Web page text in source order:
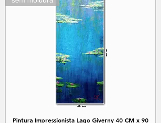
Pintura Impressionista Lago Giverny 40 CM x 90